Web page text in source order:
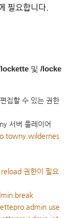
필요합니다.
및 /locke
집할 수 있는 권한
서버 플레이어
권한이 필요